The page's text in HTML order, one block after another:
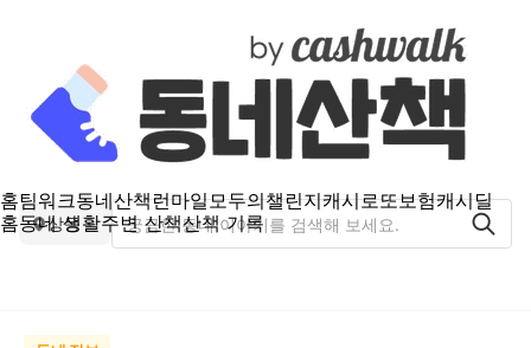
홈팀워크동네산책런마일모두의챌린지캐시로또보험캐시딜
홈동네 생활주변 산책산책 기록
상동